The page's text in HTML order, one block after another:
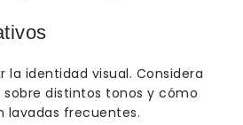
la identidad visual. Considera
distintos tonos y cómo
lavadas frecuentes.